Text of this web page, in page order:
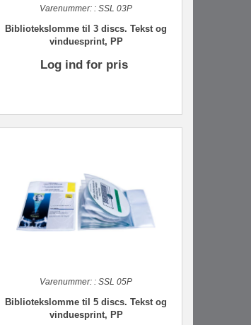
Varenummer: : SSL 03P
Bibliotekslomme til 3 discs. Tekst og
vinduesprint, PP
Log ind for pris
Varenummer: : SSL 05P
Bibliotekslomme til 5 discs. Tekst og
vinduesprint, PP